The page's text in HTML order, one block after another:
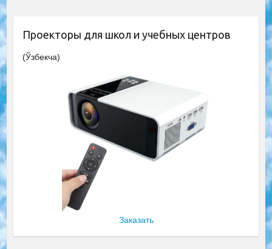
Проекторы для школ и учебных центров
(Ўзбекча)
Заказать